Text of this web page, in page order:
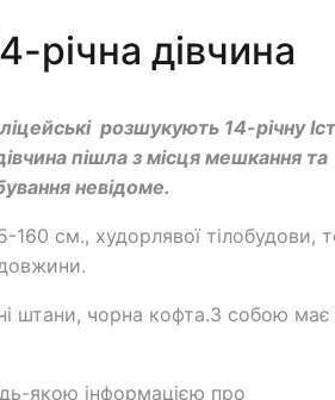
річна дівчина
розшукують 14-річну
пішла з місця мешкання та
невідоме.
160 см., худорлявої тілобудови,
штани, чорна кофта.З собою має
якою інформацією про